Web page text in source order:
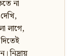
না
লাগে,